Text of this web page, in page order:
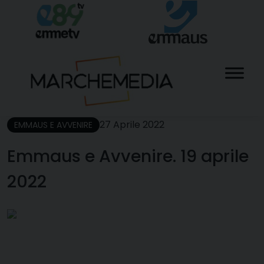
content
EMMAUS E AVVENIRE 27 Aprile 2022
Emmaus e Avvenire. 19 aprile
2022